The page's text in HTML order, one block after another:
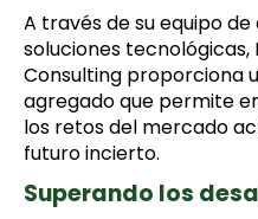
A través de su equipo
soluciones tecnológicas,
Consulting proporciona
agregado que permite
los retos del mercado
futuro incierto.
Superando los